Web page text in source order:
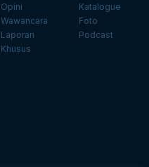
Opini
Wawancara
Laporan
Khusus
Katalogue
Foto
Podcast